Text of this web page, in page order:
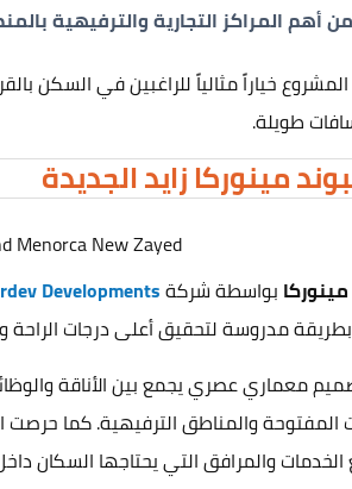
أهم المراكز التجارية والترفيهية
خياراً مثالياً للراغبين في السكن
طويلة.
مينوركا زايد الجديدة
بواسطة شركةDevelopments
مدروسة لتحقيق أعلى درجات
معماري عصري يجمع بين الأناقة
المفتوحة والمناطق الترفيهية. كما
والمرافق التي يحتاجها السكان